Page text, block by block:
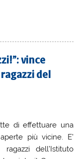
vince
del
di effettuare una
più vicine. E’
dell’Istituto